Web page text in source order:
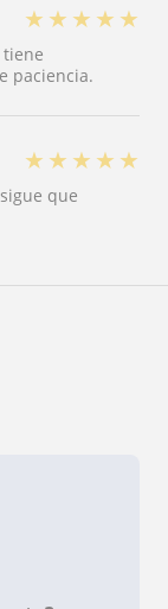
★ ★ ★ ★ ★
tiene
paciencia.
★ ★ ★ ★ ★
que